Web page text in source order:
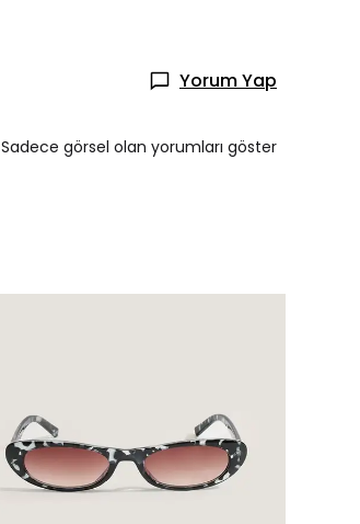
Yorum Yap
Sadece görsel olan yorumları göster